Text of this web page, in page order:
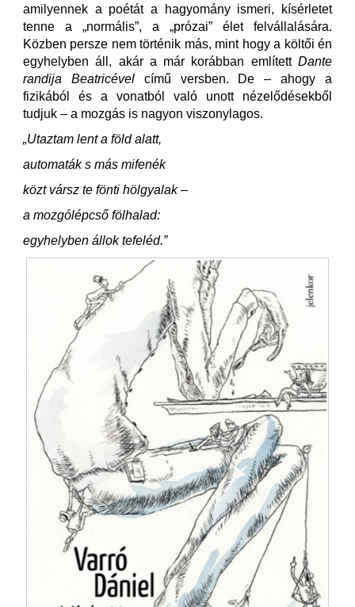
amilyennek a poétát a hagyomány ismeri, kísérletet
tenne a „normális”, a „prózai” élet felvállalására.
Közben persze nem történik más, mint hogy a költői én
egyhelyben áll, akár a már korábban említett Dante
randija Beatricével című versben. De – ahogy a
fizikából és a vonatból való unott nézelődésekből
tudjuk – a mozgás is nagyon viszonylagos.
„Utaztam lent a föld alatt,
automaták s más mifenék
közt vársz te fönti hölgyalak –
a mozgólépcső fölhalad:
egyhelyben állok tefeléd.”